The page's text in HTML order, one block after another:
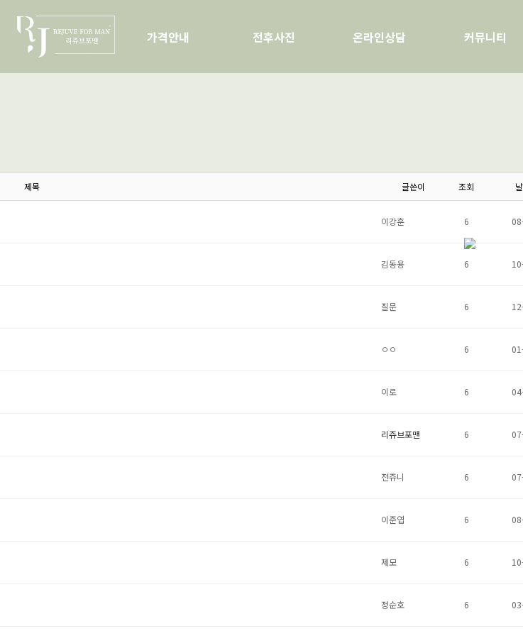
가격안내 전후사진 온라인상담 커뮤니티
제목 글쓴이 조회
이강훈 6
김동용 6
질문 6
ㅇㅇ 6
이로 6
리쥬브포맨 6
전쥬니 6
이준엽 6
제모 6
정순호 6